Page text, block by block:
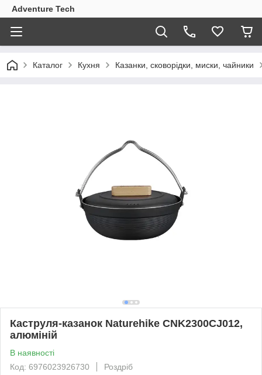
Adventure Tech
Каталог Кухня Казанки, сковорідки, миски, чайники
Каструля-казанок Naturehike CNK2300CJ012,
алюміній
В наявності
Код: 6976023926730
Роздріб